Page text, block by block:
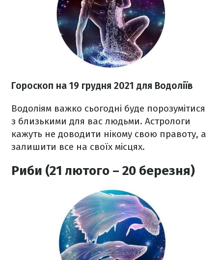
Гороскоп на 19 грудня 2021 для Водоліїв
Водоліям важко сьогодні буде порозумітися
з близькими для вас людьми. Астрологи
кажуть не доводити нікому свою правоту, а
залишити все на своїх місцях.
Риби (21 лютого – 20 березня)